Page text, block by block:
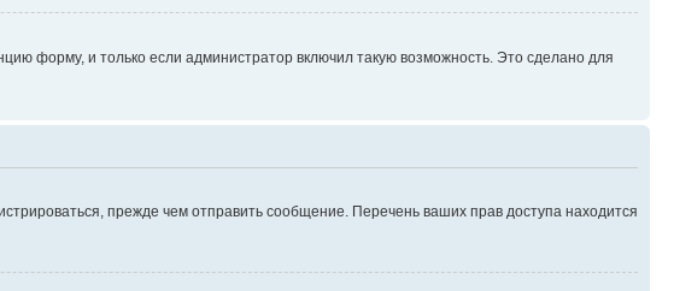
форму, и только если администратор включил такую возможность. Это сделано для
прежде чем отправить сообщение. Перечень ваших прав доступа находится